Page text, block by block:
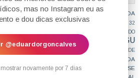
mas no Instagram eu as
e dou dicas exclusivas
@eduardorgoncalves
mostrar novamente por 7 dias
O ANO DA APROVAÇÃO 2017 O ANO DA
28CPR 29CPR 2FASE 30CPR
32
ADI DO
AGENTE DE POLÍCIA AGU
JUDICIÁRIO analista tre ANSIEDADE
APROVADA
ART. 28 CPP ASILO assessor ATEAPOSSE
AUDIO DE PROVA ORAL